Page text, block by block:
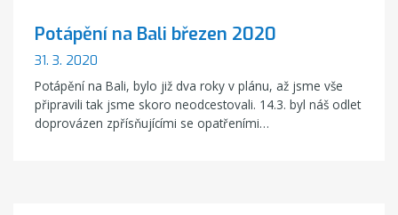
Potápění na Bali březen 2020
31. 3. 2020
Potápění na Bali, bylo již dva roky v plánu, až jsme vše
připravili tak jsme skoro neodcestovali. 14.3. byl náš odlet
doprovázen zpřísňujícími se opatřeními…